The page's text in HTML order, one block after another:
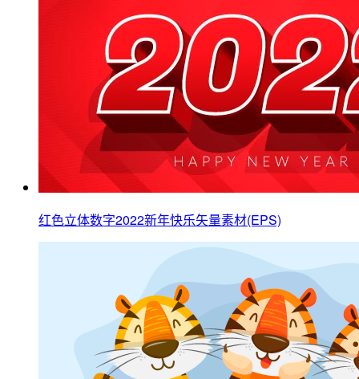
红色立体数字2022新年快乐矢量素材(EPS)